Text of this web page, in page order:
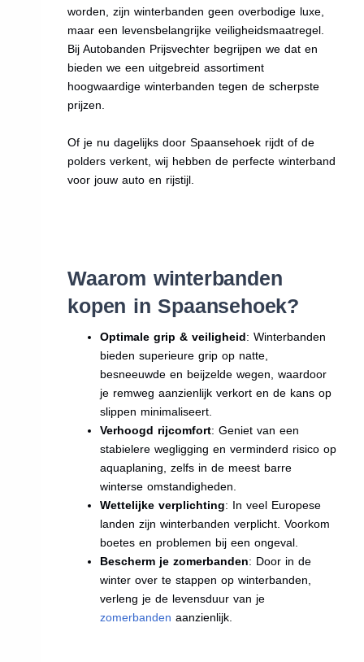
worden, zijn winterbanden geen overbodige luxe,
maar een levensbelangrijke veiligheidsmaatregel.
Bij Autobanden Prijsvechter begrijpen we dat en
bieden we een uitgebreid assortiment
hoogwaardige winterbanden tegen de scherpste
prijzen.
Of je nu dagelijks door Spaansehoek rijdt of de
polders verkent, wij hebben de perfecte winterband
voor jouw auto en rijstijl.
Waarom winterbanden
kopen in Spaansehoek?
Optimale grip & veiligheid: Winterbanden
bieden superieure grip op natte,
besneeuwde en beijzelde wegen, waardoor
je remweg aanzienlijk verkort en de kans op
slippen minimaliseert.
Verhoogd rijcomfort: Geniet van een
stabielere wegligging en verminderd risico op
aquaplaning, zelfs in de meest barre
winterse omstandigheden.
Wettelijke verplichting: In veel Europese
landen zijn winterbanden verplicht. Voorkom
boetes en problemen bij een ongeval.
Bescherm je zomerbanden: Door in de
winter over te stappen op winterbanden,
verleng je de levensduur van je
zomerbanden aanzienlijk.